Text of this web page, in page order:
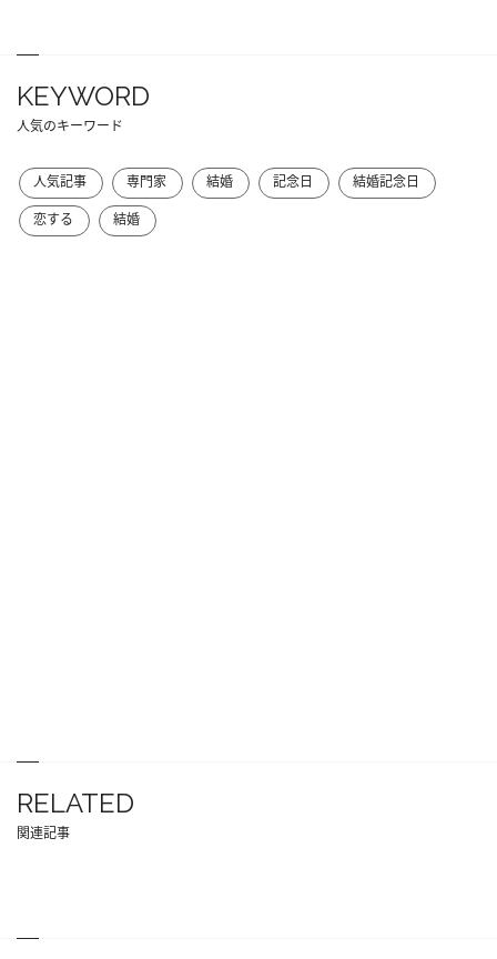
KEYWORD
人気のキーワード
人気記事 専門家 結婚 記念日
結婚記念日
恋する
結婚
RELATED
関連記事